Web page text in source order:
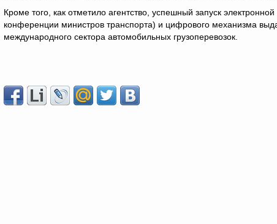
Кроме того, как отметило агентство, успешный запуск
конференции министров транспорта) и цифрового механизма
международного сектора автомобильных грузоперевозок.